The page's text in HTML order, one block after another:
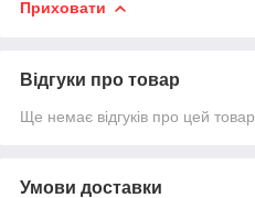
Приховати
Відгуки про товар
Ще немає відгуків про цей товар
Умови доставки